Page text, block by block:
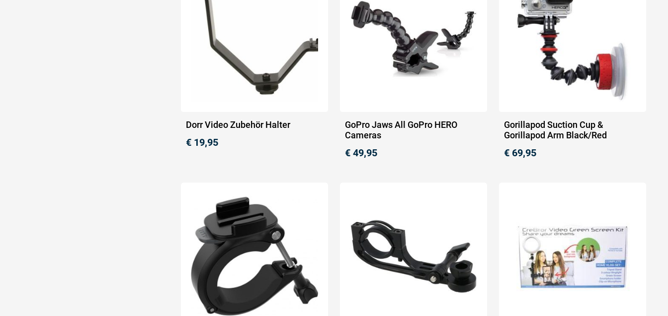
Dorr Video Zubehör Halter
€ 19,95
GoPro Jaws All GoPro HERO
Cameras
€49,95
Gorillapod Suction Cup &
Gorillapod Arm Black/Red
€69,95